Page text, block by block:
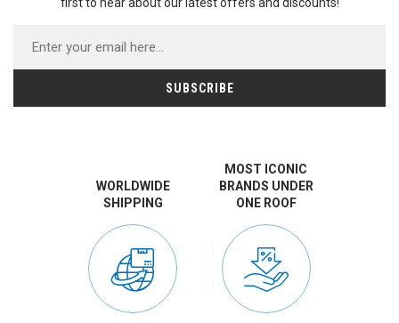
WORLDWIDE
SHIPPING
MOST ICONIC
BRANDS UNDER
ONE ROOF